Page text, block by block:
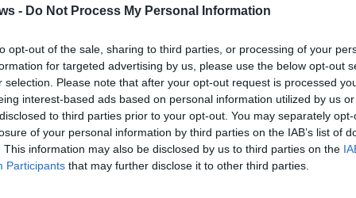
- Do Not Process My Personal Information
opt-out of the sale, sharing to third parties, or processing of your
for targeted advertising by us, please use the below opt-out
selection. Please note that after your opt-out request is processed
interest-based ads based on personal information utilized by us
to third parties prior to your opt-out. You may separately
of your personal information by third parties on the IAB’s list of
This information may also be disclosed by us to third parties on the
Participants that may further disclose it to other third parties.
Netzagentur: Keine Nord-Stream-2-
Entscheidung vor dem Sommer
Januar 2022 Redaktion | FLASH UP
Für die umstrittene Ostsee-Pipeline Nord Stream 2
wird es trotz der Gründung einer deutschen
Tochtergesellschaft einem Bericht zufolge keine
schnelle Zulassung geben. Die Eintragung ins